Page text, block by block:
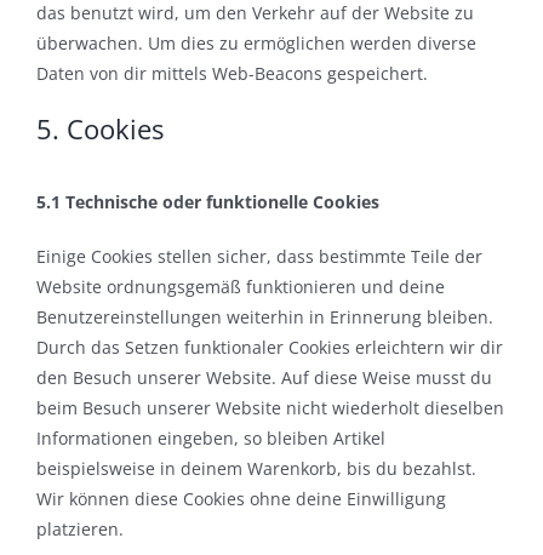
das benutzt wird, um den Verkehr auf der Website zu
überwachen. Um dies zu ermöglichen werden diverse
Daten von dir mittels Web-Beacons gespeichert.
5. Cookies
5.1 Technische oder funktionelle Cookies
Einige Cookies stellen sicher, dass bestimmte Teile der
Website ordnungsgemäß funktionieren und deine
Benutzereinstellungen weiterhin in Erinnerung bleiben.
Durch das Setzen funktionaler Cookies erleichtern wir dir
den Besuch unserer Website. Auf diese Weise musst du
beim Besuch unserer Website nicht wiederholt dieselben
Informationen eingeben, so bleiben Artikel
beispielsweise in deinem Warenkorb, bis du bezahlst.
Wir können diese Cookies ohne deine Einwilligung
platzieren.